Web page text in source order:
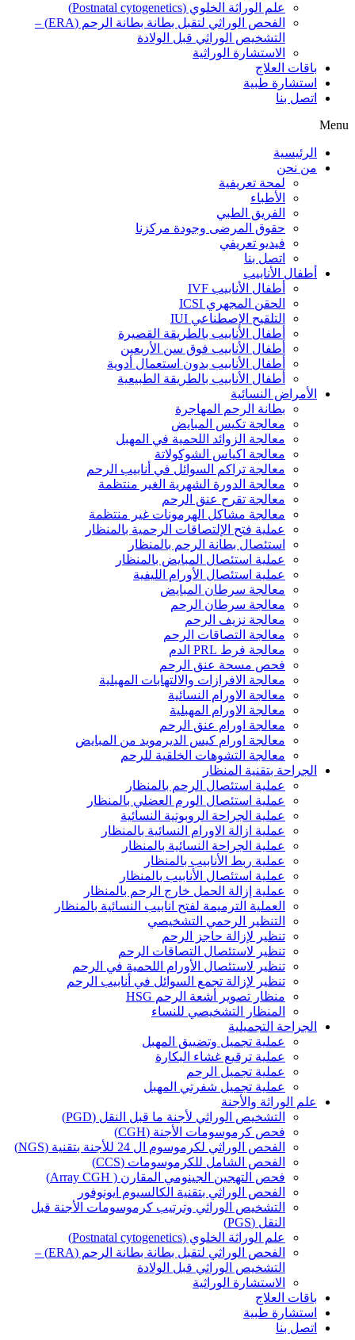
علم الوراثة الخلوي (Postnatal cytogenetics)
الفحص الوراثي لتقبل بطانة بطانة الرحم (ERA) –
التشخيص الوراثي قبل الولادة
الاستشارة الوراثية
باقات العلاج
استشارة طبية
اتصل بنا
Menu
الرئيسية
من نحن
لمحة تعريفية
الأطباء
الفريق الطبي
حقوق المرضى وجودة مركزنا
فيديو تعريفي
اتصل بنا
أطفال الأنابيب
أطفال الأنابيب IVF
الحقن المجهري ICSI
التلقيح الإصطناعي IUI
أطفال الأنابيب بالطريقة القصيرة
أطفال الأنابيب فوق سن الأربعين
أطفال الأنابيب بدون استعمال أدوية
أطفال الأنابيب بالطريقة الطبيعية
الأمراض النسائية
بطانة الرحم المهاجرة
معالجة تكيس المبايض
معالجة الزوائد اللحمية في المهبل
معالجة اكياس الشوكولاتة
معالجة تراكم السوائل في أنابيب الرحم
معالجة الدورة الشهرية الغير منتظمة
معالجة تقرح عنق الرحم
معالجة مشاكل الهرمونات غير منتظمة
عملية فتح الإلتصاقات الرحمية بالمنظار
استئصال بطانة الرحم بالمنظار
عملية استئصال المبايض بالمنظار
عملية استئصال الأورام الليفية
معالجة سرطان المبايض
معالجة سرطان الرحم
معالجة نزيف الرحم
معالجة التصاقات الرحم
معالجة فرط PRL الدم
فحص مسحة عنق الرحم
معالجة الافرازات والالتهابات المهبلية
معالجة الاورام النسائية
معالجة الاورام المهبلية
معالجة اورام عنق الرحم
معالجة اورام كيس الديرمويد من المبايض
معالجة التشوهات الخلقية للرحم
الجراحة بتقنية المنظار
عملية استئصال الرحم بالمنظار
عملية استئصال الورم العضلي بالمنظار
عملية الجراحة الروبوتية النسائية
عملية ازالة الاورام النسائية بالمنظار
عملية الجراحة النسائية بالمنظار
عملية ربط الأنابيب بالمنظار
عملية استئصال الأنابيب بالمنظار
عملية إزالة الحمل خارج الرحم بالمنظار
العملية الترميمة لفتح انابيب النسائية بالمنظار
التنظير الرحمي التشخيصي
تنظير لإزالة حاجز الرحم
تنظير لاستئصال التصاقات الرحم
تنظير لاستئصال الأورام اللحمية في الرحم
تنظير لإزالة تجمع السوائل في أنابيب الرحم
منظار تصوير أشعة الرحم HSG
المنظار التشخيصي للنساء
الجراحة التجميلية
عملية تجميل وتضييق المهبل
عملية ترقيع غشاء البكارة
عملية تجميل الرحم
عملية تجميل شفرتي المهبل
علم الوراثة والأجنة
التشخيص الوراثي لأجنة ما قبل النقل (PGD)
فحص كرموسومات الأجنة (CGH)
الفحص الوراثي لكرموسوم ال 24 للأجنة بتقنية (NGS)
الفحص الشامل للكرموسومات (CCS)
فحص التهجين الجينومي المقارن ( Array CGH)
الفحص الوراثي بتقنية الكالسيوم ايونوفور
التشخيص الوراثي وترتيب كرموسومات الأجنة قبل
النقل (PGS)
علم الوراثة الخلوي (Postnatal cytogenetics)
الفحص الوراثي لتقبل بطانة بطانة الرحم (ERA) –
التشخيص الوراثي قبل الولادة
الاستشارة الوراثية
باقات العلاج
استشارة طبية
اتصل بنا